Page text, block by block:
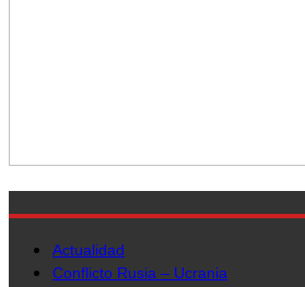
Actualidad
Conflicto Rusia – Ucrania